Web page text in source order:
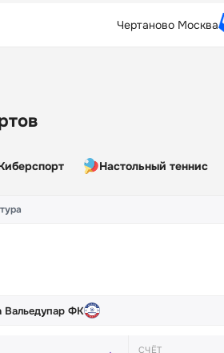
Чертаново Москва
Настольный теннис
Вальедупар ФК
СЧЁТ